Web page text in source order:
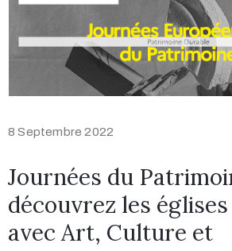
8 Septembre 2022
Journées du
découvrez les
avec Art, Culture et